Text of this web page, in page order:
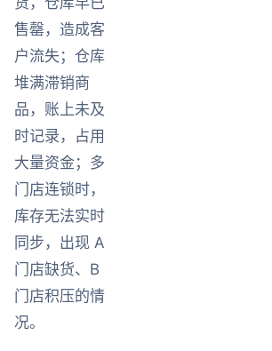
售罄，造成客
户流失；仓库
堆满滞销商
品，账上未及
时记录，占用
大量资金；多
门店连锁时，
库存无法实时
同步，出现 A
门店缺货、B
门店积压的情
况。